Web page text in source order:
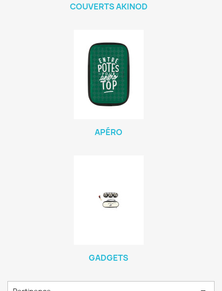
COUVERTS AKINOD
APÉRO
GADGETS